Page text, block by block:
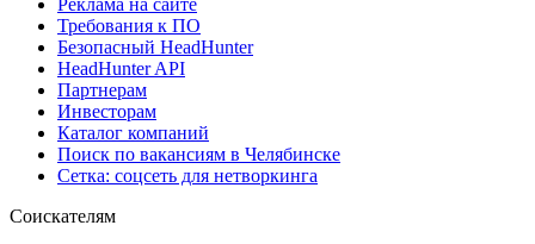
Требования к ПО
Безопасный HeadHunter
HeadHunter API
Партнерам
Инвесторам
Каталог компаний
Поиск по вакансиям в Челябинске
Сетка: соцсеть для нетворкинга
Соискателям